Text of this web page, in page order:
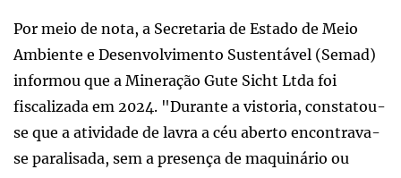
Por meio de nota, a Secretaria de Estado de Meio
Ambiente e Desenvolvimento Sustentável (Semad)
informou que a Mineração Gute Sicht Ltda foi
fiscalizada em 2024. "Durante a vistoria, constatou-
se que a atividade de lavra a céu aberto encontrava-
se paralisada, sem a presença de maquinário ou